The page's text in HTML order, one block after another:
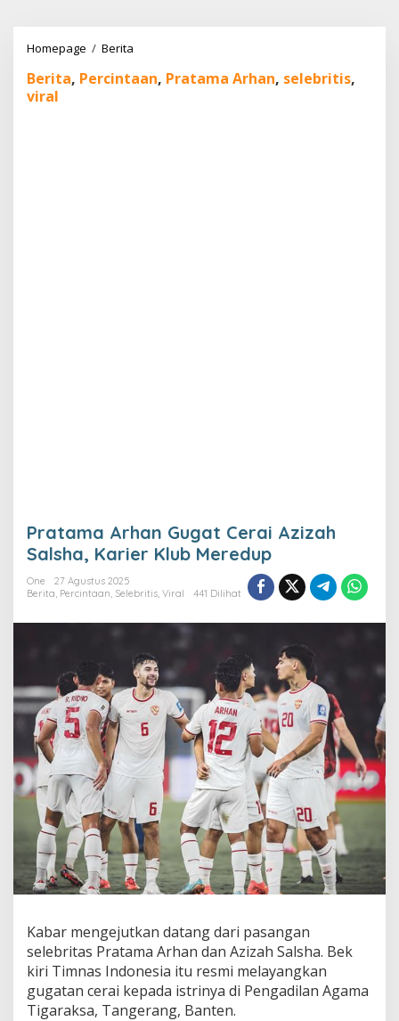
Homepage / Berita
Gugat
Berita, Percintaan, Pratama Arhan, selebritis,
viral
Pratama Arhan Gugat Cerai Azizah
Salsha, Karier Klub Meredup
One
27 Agustus 2025
Berita, Percintaan, Selebritis, Viral 441 Dilihat
Kabar mengejutkan datang dari pasangan
selebritas Pratama Arhan dan Azizah Salsha. Bek
kiri Timnas Indonesia itu resmi melayangkan
gugatan cerai kepada istrinya di Pengadilan Agama
Tigaraksa, Tangerang, Banten.